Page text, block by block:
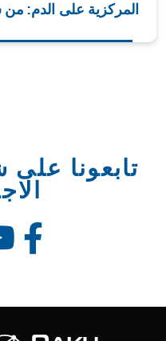
المركزية على الدم:
تابعونا